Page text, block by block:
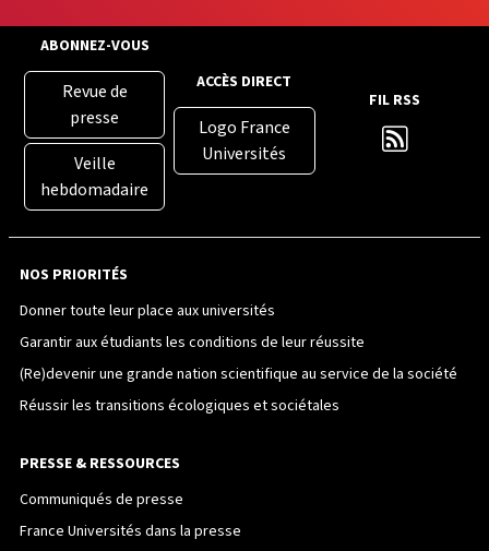
ABONNEZ-VOUS
Revue de
presse
Veille
hebdomadaire
ACCÈS DIRECT
Logo France
Universités
FIL RSS
NOS PRIORITÉS
Donner toute leur place aux universités
Garantir aux étudiants les conditions de leur réussite
(Re)devenir une grande nation scientifique au service de la société
Réussir les transitions écologiques et sociétales
PRESSE & RESSOURCES
Communiqués de presse
France Universités dans la presse